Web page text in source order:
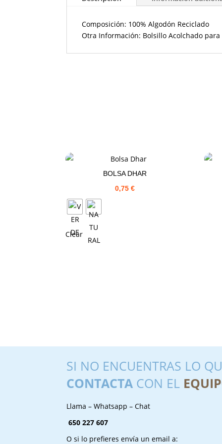
Composición: 100% Algodón Reciclado
Otra Información: Bolsillo Acolchado
BOLSA DHAR
0,75 €
Clear
SI NO ENCUENTRAS LO
CONTACTA CON EL
Llama – Whatsapp – Chat
650 227 607
O si lo prefieres envía un email a: